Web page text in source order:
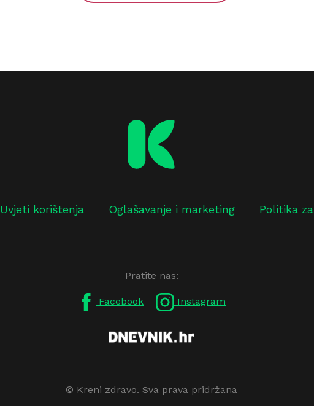
Uvjeti korištenja Oglašavanje i marketing Politika
Pratite nas:
Facebook Instagram
© Kreni zdravo. Sva prava pridržana